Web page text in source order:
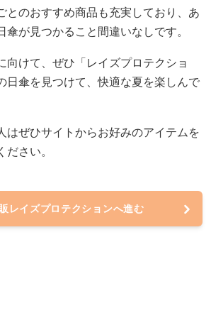
とのおすすめ商品も充実しており、あ
傘が見つかること間違いなしです。
向けて、ぜひ「レイズプロテクショ
日傘を見つけて、快適な夏を楽しんで
はぜひサイトからお好みのアイテムを
ださい。
レイズプロテクションへ進む